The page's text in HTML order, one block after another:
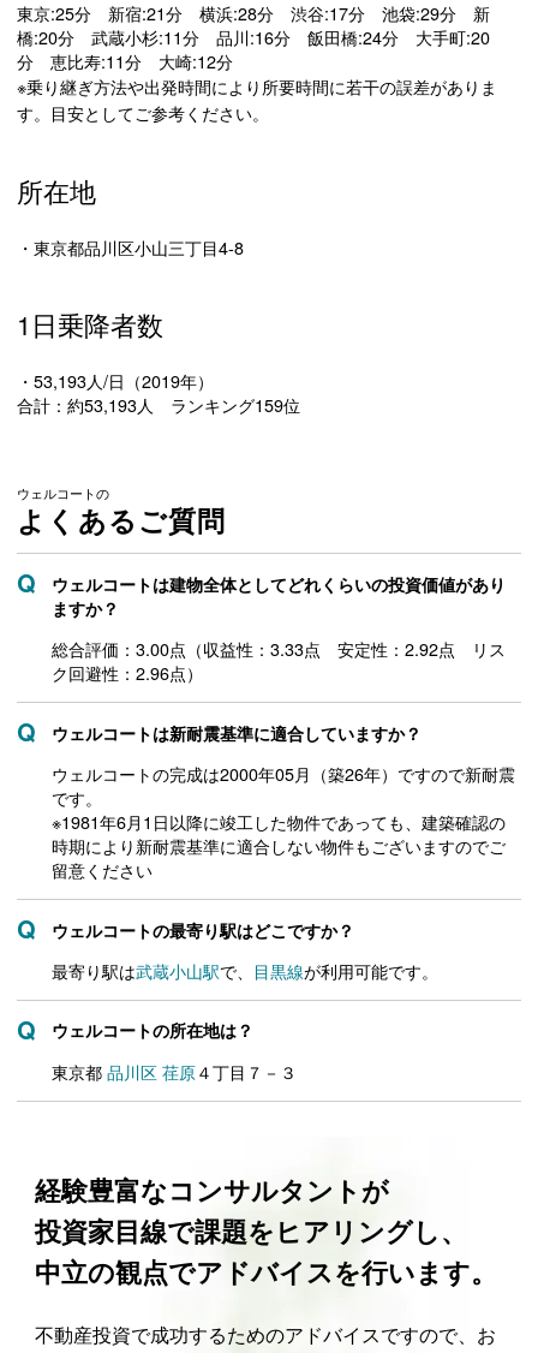
東京:25分 新宿:21分 横浜:28分 渋谷:17分 池袋:29分 新
橋:20分 武蔵小杉:11分 品川:16分 飯田橋:24分 大手町:20
分 恵比寿:11分 大崎:12分
※乗り継ぎ方法や出発時間により所要時間に若干の誤差がありま
す。目安としてご参考ください。
所在地
・東京都品川区小山三丁目4-8
1日乗降者数
・53,193人/日（2019年）
合計：約53,193人 ランキング159位
ウェルコートの
よくあるご質問
ウェルコートは建物全体としてどれくらいの投資価値があり
ますか？
総合評価：3.00点（収益性：3.33点 安定性：2.92点 リス
ク回避性：2.96点）
ウェルコートは新耐震基準に適合していますか？
ウェルコートの完成は2000年05月（築26年）ですので新耐震
です。
※1981年6月1日以降に竣工した物件であっても、建築確認の
時期により新耐震基準に適合しない物件もございますのでご
留意ください
ウェルコートの最寄り駅はどこですか？
最寄り駅は武蔵小山駅で、 目黒線が利用可能です。
ウェルコートの所在地は？
東京都 品川区 荏原４丁目７－３
経験豊富なコンサルタントが
投資家目線で課題をヒアリングし、
中立の観点でアドバイスを行います。
不動産投資で成功するためのアドバイスですので、お